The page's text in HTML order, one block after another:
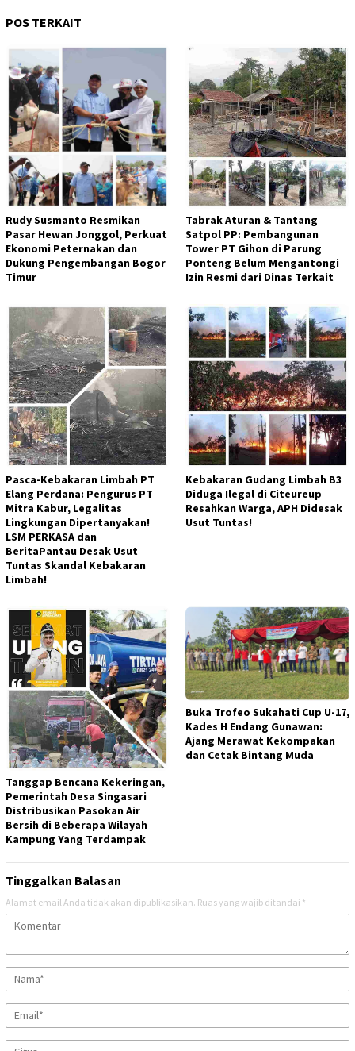
POS TERKAIT
Rudy Susmanto Resmikan
Pasar Hewan Jonggol, Perkuat
Ekonomi Peternakan dan
Dukung Pengembangan Bogor
Timur
Tabrak Aturan & Tantang
Satpol PP: Pembangunan
Tower PT Gihon di Parung
Ponteng Belum Mengantongi
Izin Resmi dari Dinas Terkait
Pasca-Kebakaran Limbah PT
Elang Perdana: Pengurus PT
Mitra Kabur, Legalitas
Lingkungan Dipertanyakan!
LSM PERKASA dan
BeritaPantau Desak Usut
Tuntas Skandal Kebakaran
Limbah!
Kebakaran Gudang Limbah B3
Diduga Ilegal di Citeureup
Resahkan Warga, APH Didesak
Usut Tuntas!
Tanggap Bencana Kekeringan,
Pemerintah Desa Singasari
Distribusikan Pasokan Air
Bersih di Beberapa Wilayah
Kampung Yang Terdampak
Buka Trofeo Sukahati Cup U-17,
Kades H Endang Gunawan:
Ajang Merawat Kekompakan
dan Cetak Bintang Muda
Tinggalkan Balasan
Alamat email Anda tidak akan dipublikasikan. Ruas yang wajib ditandai *